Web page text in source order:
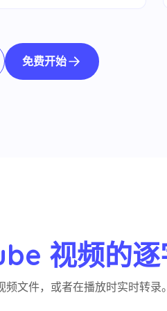
免费开始
视频的
文件，或者在播放时实时转录。